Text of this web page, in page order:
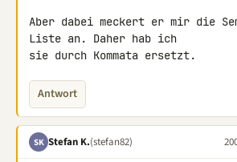
Aber dabei meckert er mir die
Liste an. Daher hab ich
sie durch Kommata ersetzt.
Antwort
SK Stefan K.(stefan82)